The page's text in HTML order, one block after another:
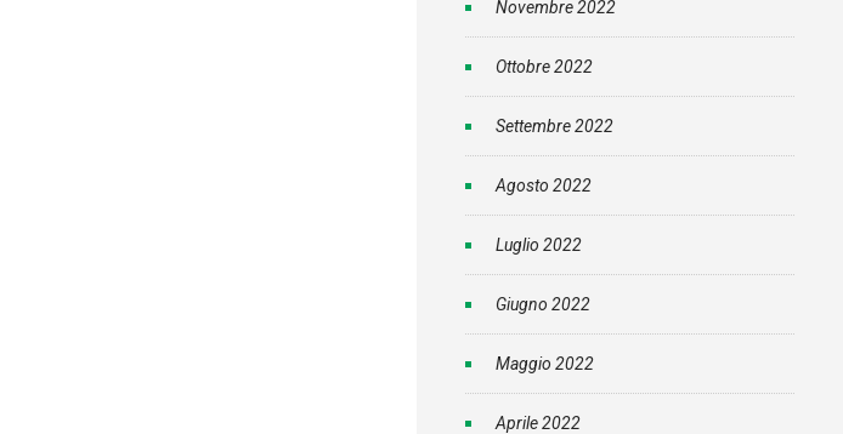
Novembre 2022
Ottobre 2022
Settembre 2022
Agosto 2022
Luglio 2022
Giugno 2022
Maggio 2022
Aprile 2022